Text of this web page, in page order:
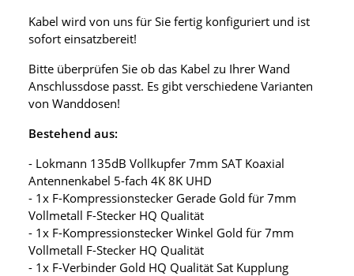
Kabel wird von uns für Sie fertig konfiguriert und ist
sofort einsatzbereit!
Bitte überprüfen Sie ob das Kabel zu Ihrer Wand
Anschlussdose passt. Es gibt verschiedene Varianten
von Wanddosen!
Bestehend aus:
- Lokmann 135dB Vollkupfer 7mm SAT Koaxial
Antennenkabel 5-fach 4K 8K UHD
- 1x F-Kompressionstecker Gerade Gold für 7mm
Vollmetall F-Stecker HQ Qualität
- 1x F-Kompressionstecker Winkel Gold für 7mm
Vollmetall F-Stecker HQ Qualität
- 1x F-Verbinder Gold HQ Qualität Sat Kupplung